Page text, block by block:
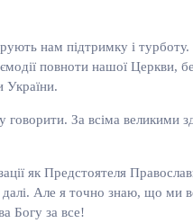
нам підтримку і
повноти нашої Церкви,
України.
За всіма великими
як Предстоятеля
Але я точно знаю, що ми
Богу за все!